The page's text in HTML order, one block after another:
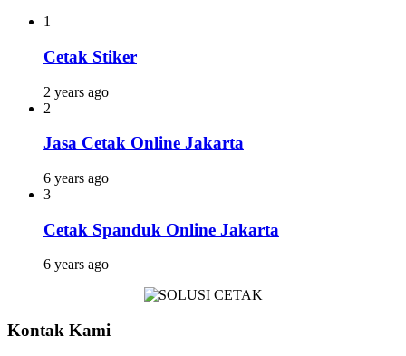
1
Cetak Stiker
2 years ago
2
Jasa Cetak Online Jakarta
6 years ago
3
Cetak Spanduk Online Jakarta
6 years ago
Kontak Kami